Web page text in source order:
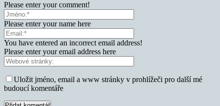
Please enter your comment!
Please enter your name here
You have entered an incorrect email address!
Please enter your email address here
Uložit jméno, email a www stránky v prohlížeči pro další mé
budoucí komentáře